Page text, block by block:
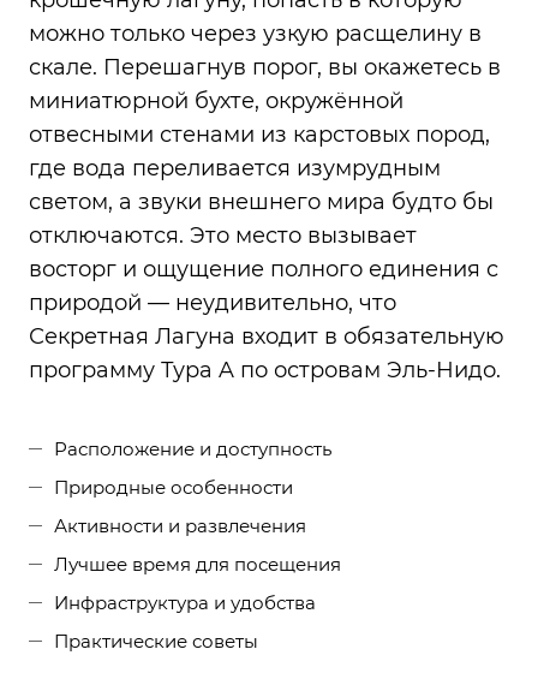
можно только через узкую расщелину в
скале. Перешагнув порог, вы окажетесь в
миниатюрной бухте, окружённой
отвесными стенами из карстовых пород,
где вода переливается изумрудным
светом, а звуки внешнего мира будто бы
отключаются. Это место вызывает
восторг и ощущение полного единения с
природой — неудивительно, что
Секретная Лагуна входит в обязательную
программу Тура A по островам Эль-Нидо.
Расположение и доступность
Природные особенности
Активности и развлечения
Лучшее время для посещения
Инфраструктура и удобства
Практические советы